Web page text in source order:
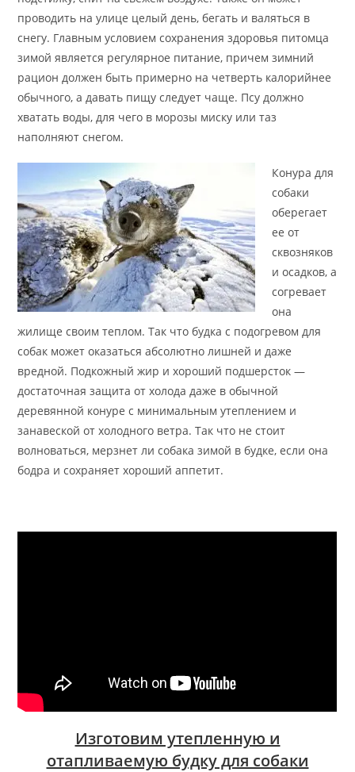
проводить на улице целый день, бегать и валяться в
снегу. Главным условием сохранения здоровья питомца
зимой является регулярное питание, причем зимний
рацион должен быть примерно на четверть калорийнее
обычного, а давать пищу следует чаще. Псу должно
хватать воды, для чего в морозы миску или таз
наполняют снегом.
Конура для
собаки
оберегает
ее от
сквозняков
и осадков, а
согревает
она
жилище своим теплом. Так что будка с подогревом для
собак может оказаться абсолютно лишней и даже
вредной. Подкожный жир и хороший подшерсток —
достаточная защита от холода даже в обычной
деревянной конуре с минимальным утеплением и
занавеской от холодного ветра. Так что не стоит
волноваться, мерзнет ли собака зимой в будке, если она
бодра и сохраняет хороший аппетит.
Изготовим утепленную и
отапливаемую будку для собаки